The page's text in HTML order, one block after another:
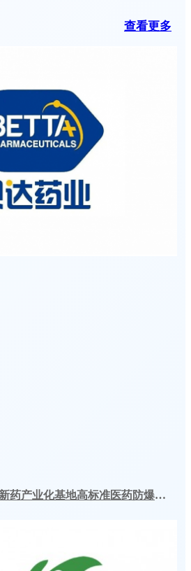
查看更多
贝达药业（嵊州）创新药产业化基地高标准医药防爆冷库建造工程案例